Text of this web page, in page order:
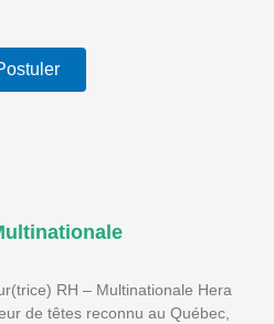
RH – Multinationale Hera
de têtes reconnu au Québec,